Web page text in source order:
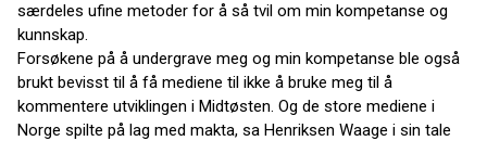
særdeles ufine metoder for å så tvil om min kompetanse og
kunnskap.
Forsøkene på å undergrave meg og min kompetanse ble også
brukt bevisst til å få mediene til ikke å bruke meg til å
kommentere utviklingen i Midtøsten. Og de store mediene i
Norge spilte på lag med makta, sa Henriksen Waage i sin tale